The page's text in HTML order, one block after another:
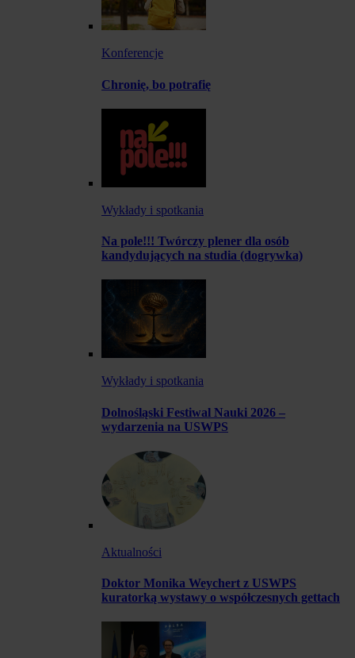
Konferencje
Chronię, bo potrafię
Wykłady i spotkania
Na pole!!! Twórczy plener dla osób
kandydujących na studia (dogrywka)
Wykłady i spotkania
Dolnośląski Festiwal Nauki 2026 –
wydarzenia na USWPS
Aktualności
Doktor Monika Weychert z USWPS
kuratorką wystawy o współczesnych gettach